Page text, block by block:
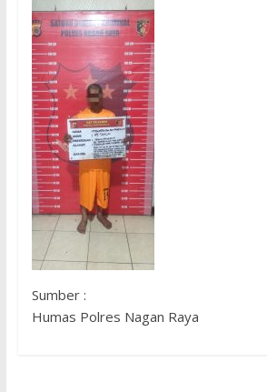
Sumber :
Humas Polres Nagan Raya